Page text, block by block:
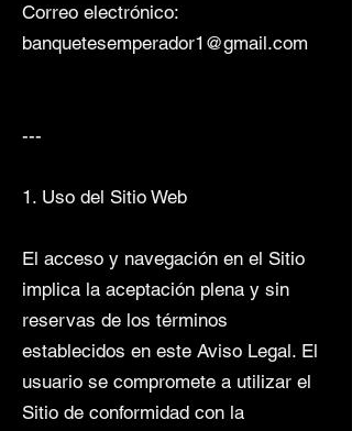
Correo electrónico:
banquetesemperador1@gmail.com
---
1. Uso del Sitio Web
El acceso y navegación en el Sitio
implica la aceptación plena y sin
reservas de los términos
establecidos en este Aviso Legal. El
usuario se compromete a utilizar el
Sitio de conformidad con la